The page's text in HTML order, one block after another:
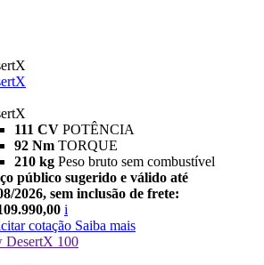
111 CV POTÊNCIA
92 Nm TORQUE
210 kg Peso bruto sem combustível
público sugerido e válido até
2026, sem inclusão de frete:
i
cotação Saiba mais
DesertX 100